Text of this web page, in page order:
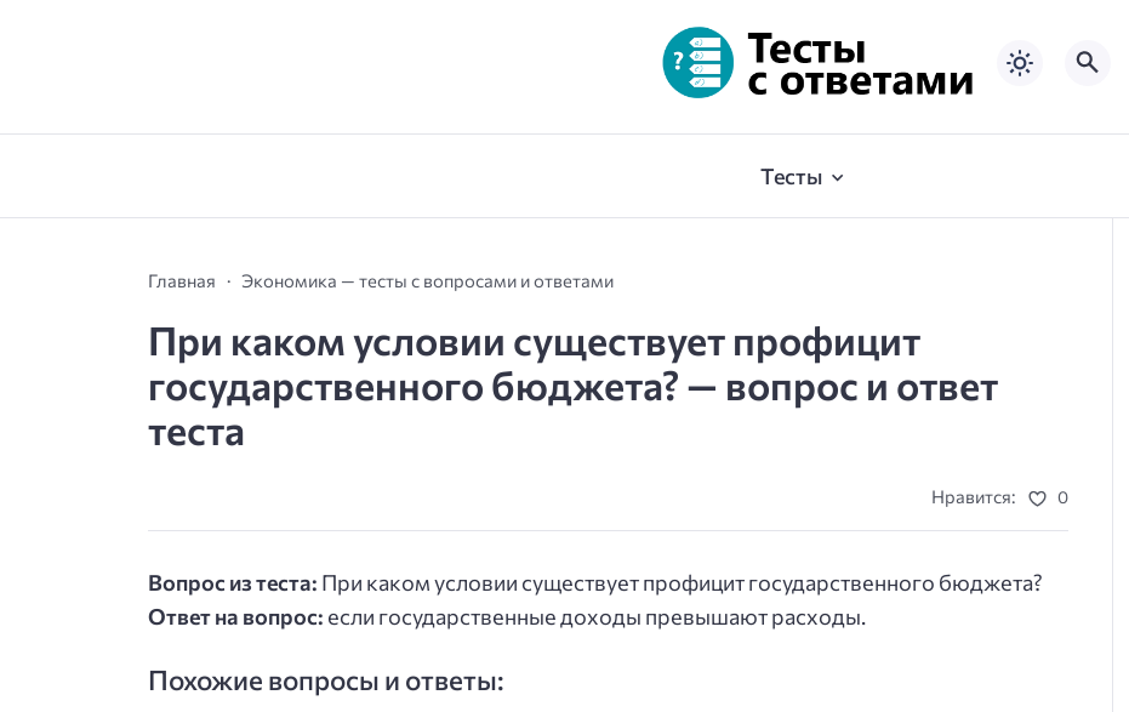
Тесты
Главная Экономика — тесты с вопросами и ответами
При каком условии существует профицит
государственного бюджета? — вопрос и ответ
теста
Нравится: 0
Вопрос из теста: При каком условии существует профицит государственного бюджета?
Ответ на вопрос: если государственные доходы превышают расходы.
Похожие вопросы и ответы: